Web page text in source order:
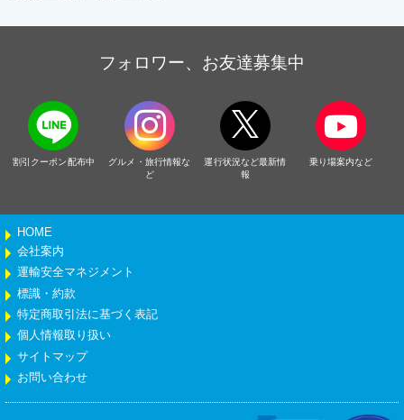
フォロワー、お友達募集中
割引クーポン配布中
グルメ・旅行情報な
ど
運行状況など最新情
報
乗り場案内など
HOME
会社案内
運輸安全マネジメント
標識・約款
特定商取引法に基づく表記
個人情報取り扱い
サイトマップ
お問い合わせ